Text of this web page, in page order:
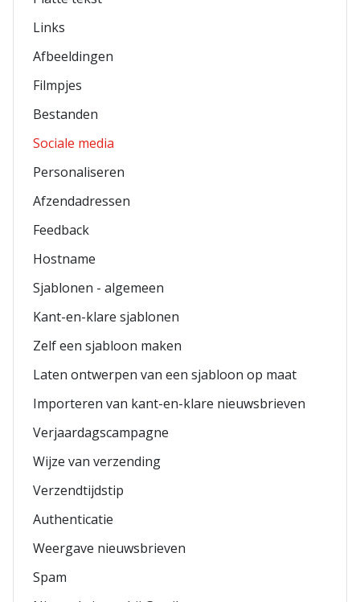
Links
Afbeeldingen
Filmpjes
Bestanden
Sociale media
Personaliseren
Afzendadressen
Feedback
Hostname
Sjablonen - algemeen
Kant-en-klare sjablonen
Zelf een sjabloon maken
Laten ontwerpen van een sjabloon op maat
Importeren van kant-en-klare nieuwsbrieven
Verjaardagscampagne
Wijze van verzending
Verzendtijdstip
Authenticatie
Weergave nieuwsbrieven
Spam